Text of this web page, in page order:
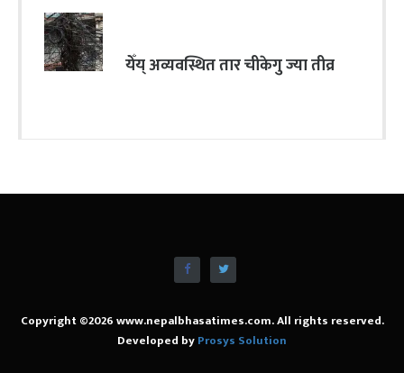
येँय् अव्यवस्थित तार चीकेगु ज्या तीव्र
Copyright ©2026 www.nepalbhasatimes.com. All rights reserved.
Developed byProsys Solution